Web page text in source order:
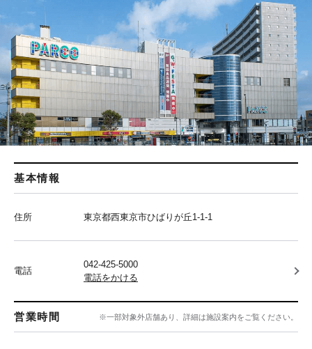
基本情報
住所 東京都西東京市ひばりが丘1-1-1
電話
042-425-5000
電話をかける
営業時間 ※一部対象外店舗あり、詳細は施設案内をご覧ください。